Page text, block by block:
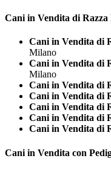
Cani in Vendita di Razza
Cani in Vendita di
Milano
Cani in Vendita di
Milano
Cani in Vendita di
Cani in Vendita di
Cani in Vendita di
Cani in Vendita di
Cani in Vendita di
Cani in Vendita con